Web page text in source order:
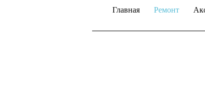
Главная Ремонт